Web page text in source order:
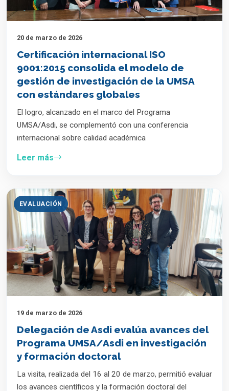
20 de marzo de 2026
Certificación internacional ISO
9001:2015 consolida el modelo de
gestión de investigación de la UMSA
con estándares globales
El logro, alcanzado en el marco del Programa
UMSA/Asdi, se complementó con una conferencia
internacional sobre calidad académica
Leer más
EVALUACIÓN
19 de marzo de 2026
Delegación de Asdi evalúa avances del
Programa UMSA/Asdi en investigación
y formación doctoral
La visita, realizada del 16 al 20 de marzo, permitió evaluar
los avances científicos y la formación doctoral del